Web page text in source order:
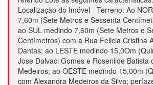
Localização do Imóvel - Terreno: Ao
7,60m (Sete Metros e Sessenta
ao SUL medindo 7,60m (Sete Metros e
Centímetros) com a Rua Felicia Cristina
Dantas; ao LESTE medindo 15,0Om
Jose Dalvaci Gomes e Rosenilde Batista
Medeiros; ao OESTE medindo 15,00m
com Alexandra Medeiros da Silva;